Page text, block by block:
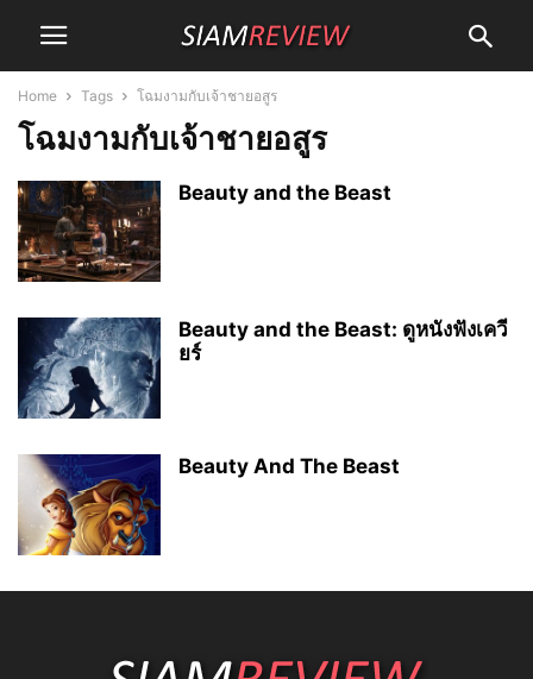
Home Tags โฉมงามกับเจ้าชายอสูร
โฉมงามกับเจ้าชายอสูร
Beauty and the Beast
Beauty and the Beast: ดูหนังฟังเควี
ยร์
Beauty And The Beast